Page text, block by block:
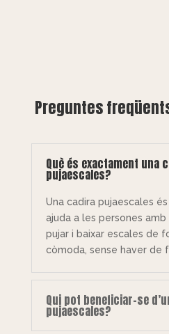
Preguntes
Què és exactament una
pujaescales?
Una cadira pujaescales
ajuda a les persones
pujar i baixar escales de
còmoda, sense haver de
Qui pot beneficiar-se
pujaescales?